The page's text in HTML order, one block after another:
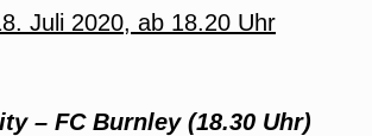
Juli 2020, ab 18.20 Uhr
– FC Burnley (18.30 Uhr)